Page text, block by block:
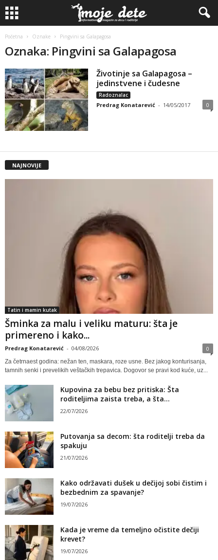
Početna Oznake Pingvini sa Galapagosa
Oznaka: Pingvini sa Galapagosa
Životinje sa Galapagosa –
jedinstvene i čudesne
Radoznalac
Predrag Konatarević - 14/05/2017 0
NAJNOVIJE
Tatin i mamin kutak
Šminka za malu i veliku maturu: šta je
primereno i kako...
Predrag Konatarević - 04/08/2026 0
Za četrnaest godina: nežan ten, maskara, roze usne. Bez jakog konturisanja,
tamnih senki i prevelikih veštačkih trepavica. Dogovor se pravi kod kuće, uz...
Kupovina za bebu bez pritiska: Šta
roditeljima zaista treba, a šta...
22/07/2026
Putovanja sa decom: šta roditelji treba da
spakuju
21/07/2026
Kako održavati dušek u dečijoj sobi čistim i
bezbednim za spavanje?
19/07/2026
Kada je vreme da temeljno očistite dečiji
krevet?
19/07/2026